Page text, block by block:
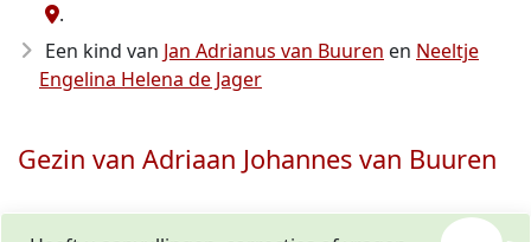
.
Een kind van Jan Adrianus van Buuren en Neeltje
Engelina Helena de Jager
Gezin van Adriaan Johannes van Buuren